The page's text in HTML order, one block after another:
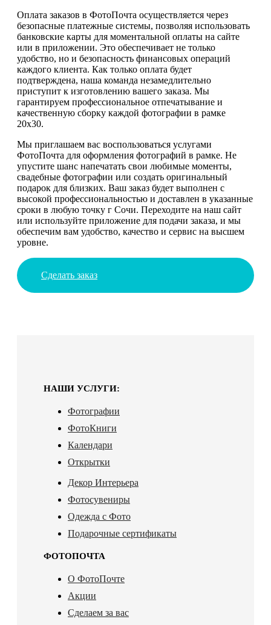
Оплата заказов в ФотоПочта осуществляется через
безопасные платежные системы, позволяя использовать
банковские карты для моментальной оплаты на сайте
или в приложении. Это обеспечивает не только
удобство, но и безопасность финансовых операций
каждого клиента. Как только оплата будет
подтверждена, наша команда незамедлительно
приступит к изготовлению вашего заказа. Мы
гарантируем профессиональное отпечатывание и
качественную сборку каждой фотографии в рамке
20х30.
Мы приглашаем вас воспользоваться услугами
ФотоПочта для оформления фотографий в рамке. Не
упустите шанс напечатать свои любимые моменты,
свадебные фотографии или создать оригинальный
подарок для близких. Ваш заказ будет выполнен с
высокой профессиональностью и доставлен в указанные
сроки в любую точку г Сочи. Переходите на наш сайт
или используйте приложение для подачи заказа, и мы
обеспечим вам удобство, качество и сервис на высшем
уровне.
Сделать заказ
НАШИ УСЛУГИ:
Фотографии
ФотоКниги
Календари
Открытки
Декор Интерьера
Фотосувениры
Одежда с Фото
Подарочные сертификаты
ФОТОПОЧТА
О ФотоПочте
Акции
Сделаем за вас